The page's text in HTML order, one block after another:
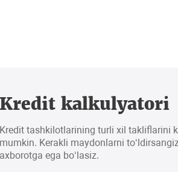
Kredit kalkulyatori
Kredit tashkilotlarining turli xil takliflarini
mumkin. Kerakli maydonlarni
axborotga ega bo‘lasiz.